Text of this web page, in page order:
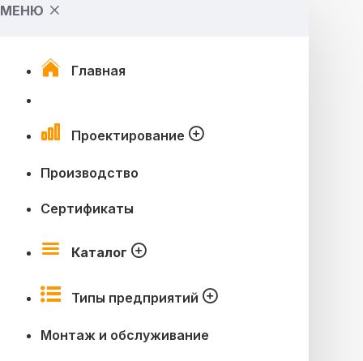
МЕНЮ
Главная
Проектирование
Производство
Сертификаты
Каталог
Типы предприятий
Монтаж и обслуживание